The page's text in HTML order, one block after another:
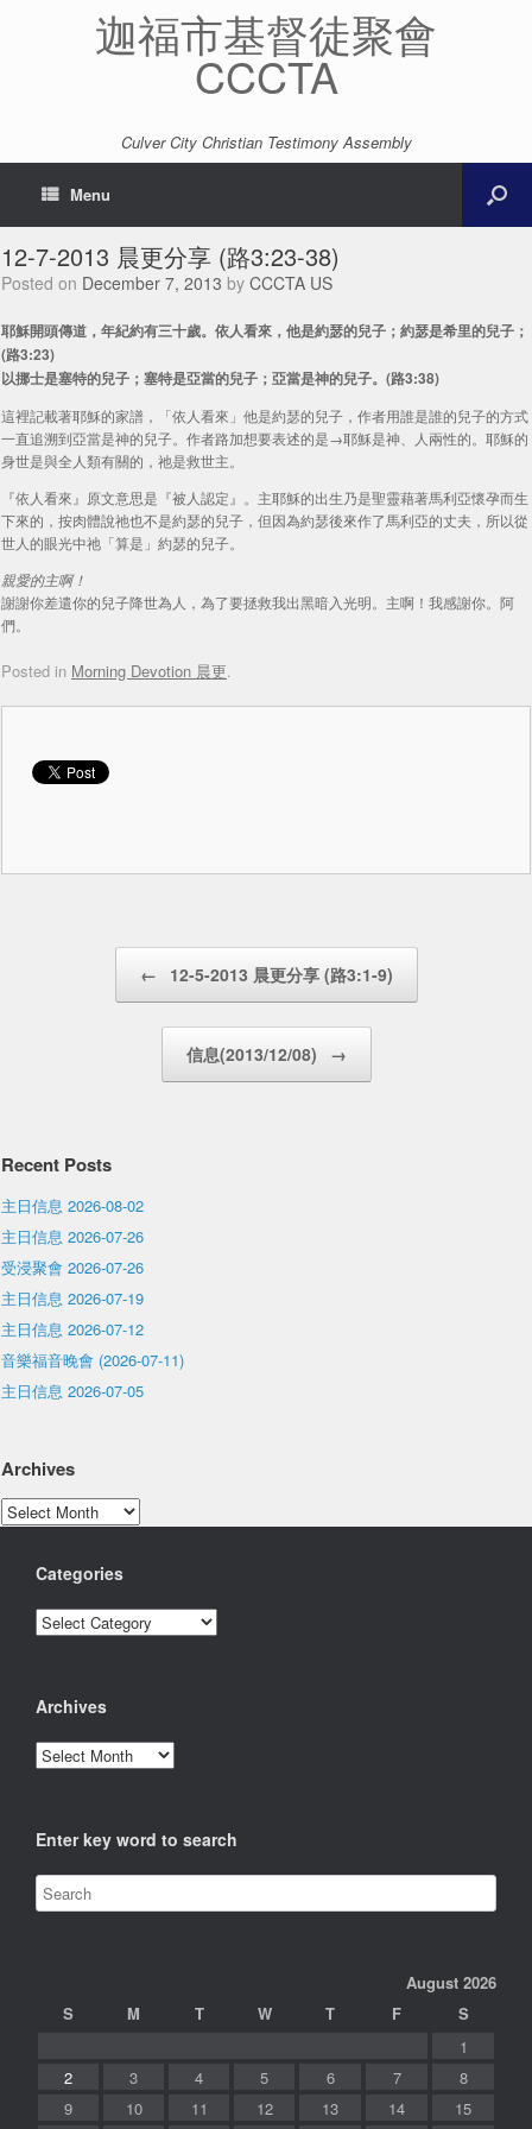
迦福市基督徒聚會
CCCTA
Culver City Christian Testimony Assembly
Menu
12-7-2013 晨更分享 (路3:23-38)
Posted on December 7, 2013 by CCCTA US
耶穌開頭傳道，年紀約有三十歲。依人看來，他是約瑟的兒子；約瑟是希里的兒子；
(路3:23)
以挪士是塞特的兒子；塞特是亞當的兒子；亞當是神的兒子。(路3:38)
這裡記載著耶穌的家譜，「依人看來」他是約瑟的兒子，作者用誰是誰的兒子的方式
一直追溯到亞當是神的兒子。作者路加想要表述的是→耶穌是神、人兩性的。耶穌的
身世是與全人類有關的，祂是救世主。
『依人看來』原文意思是『被人認定』。主耶穌的出生乃是聖靈藉著馬利亞懷孕而生
下來的，按肉體說祂也不是約瑟的兒子，但因為約瑟後來作了馬利亞的丈夫，所以從
世人的眼光中祂「算是」約瑟的兒子。
親愛的主啊！
謝謝你差遣你的兒子降世為人，為了要拯救我出黑暗入光明。主啊！我感謝你。阿
們。
Posted in Morning Devotion 晨更.
← 12-5-2013 晨更分享 (路3:1-9)
信息(2013/12/08) →
Recent Posts
主日信息 2026-08-02
主日信息 2026-07-26
受浸聚會 2026-07-26
主日信息 2026-07-19
主日信息 2026-07-12
音樂福音晚會 (2026-07-11)
主日信息 2026-07-05
Archives
Archives
Categories
Categories
Archives
Archives
Enter key word to search
August 2026
S
M T W T F
S
1
2
3 4 5 6 7
8
9
10 11 12 13 14
15